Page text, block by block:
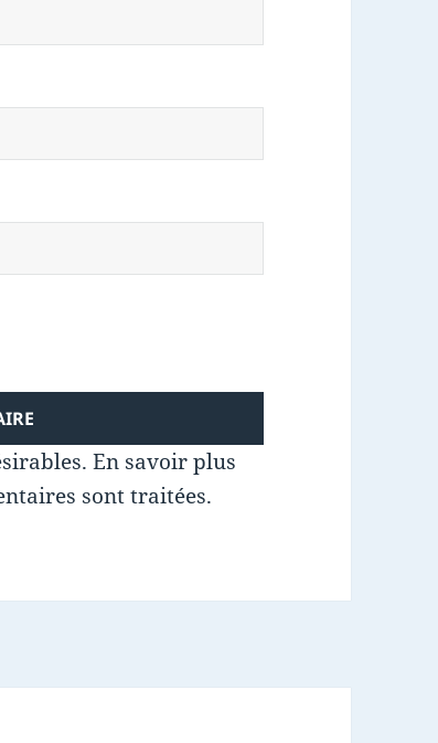
En savoir plus
sont traitées.